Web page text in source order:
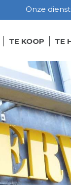
Onze
TE KOOP TE